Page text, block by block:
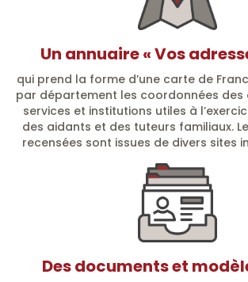
Un annuaire « Vos
qui prend la forme d’une carte de
par département les coordonnées des
services et institutions utiles à
des aidants et des tuteurs familiaux.
recensées sont issues de divers sites
Des documents et